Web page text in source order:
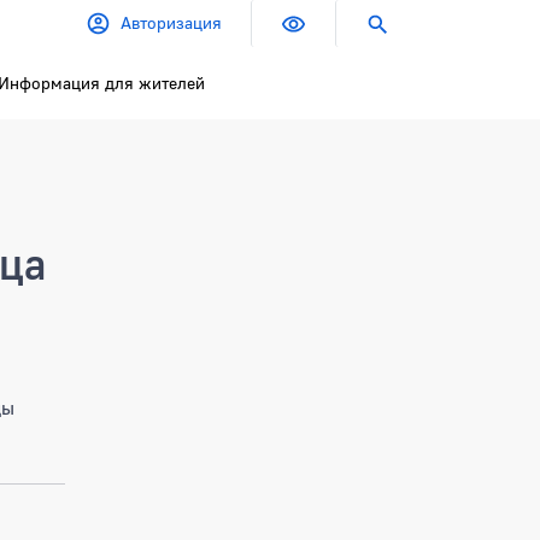
Авторизация
Информация для жителей